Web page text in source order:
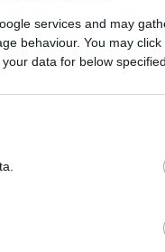
services and may
behaviour. You may
data for below